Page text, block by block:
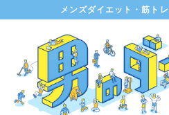
メンズダイエット・筋ト